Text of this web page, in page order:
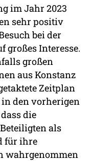
im Jahr 2023
sehr positiv
bei der
großes Interesse.
großen
aus Konstanz
Zeitplan
den vorherigen
die
als
für ihre
wahrgenommen